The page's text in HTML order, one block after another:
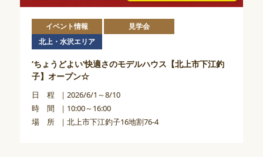
イベント情報
見学会
北上・水沢エリア
‘ちょうどよい‘快適さのモデルハウス【北上市下江釣
子】オープン☆
日 程
2026/6/1～8/10
時 間
10:00～16:00
場 所
北上市下江釣子16地割76-4